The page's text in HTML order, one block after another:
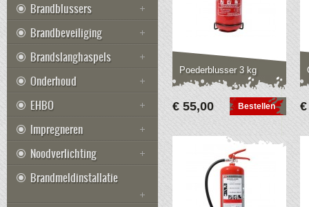
Poederblusser 3 kg
€ 55,00 Bestellen
Brandblussers
Brandbeveiliging
Brandslanghaspels
Onderhoud
EHBO
Impregneren
Noodverlichting
Brandmeldinstallatie